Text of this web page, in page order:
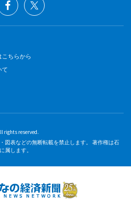
ちらから
て
rights reserved.
図表などの無断転載を禁止します。 著作権は石
属します。